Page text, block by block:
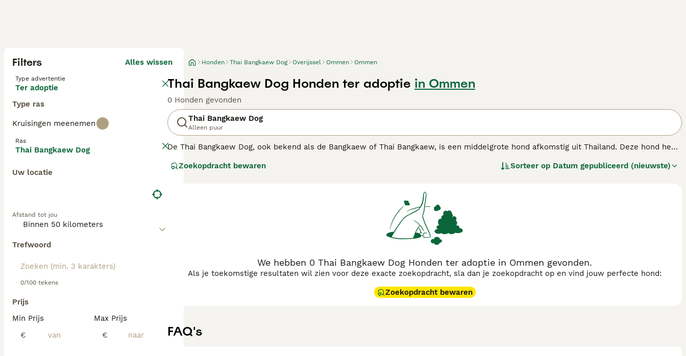
Filters Alles wissen
Type advertentie
Ter adoptie
Type ras
Kruisingen meenemen
Ras
Thai Bangkaew Dog
Uw locatie
Afstand tot jou
Trefwoord
0/100 tekens
Prijs
Min Prijs
€
Max Prijs
€
Honden Thai Bangkaew Dog Overijssel Ommen Ommen
Thai Bangkaew Dog Honden ter adoptie in Ommen
0 Honden gevonden
Thai Bangkaew Dog
Alleen puur
De Thai Bangkaew Dog, ook bekend als de Bangkaew of Thai Bangkaew, is een middelgrote hond afkomstig uit Thailand. Deze hond heeft
beroemd om zijn loyale en beschermende karakter, waardoor hij een uitstekende waakhond is, evenals een liefdevolle gezelschapshond.
Zoekopdracht bewaren Sorteer op Datum gepubliceerd (nieuwste)
We hebben 0 Thai Bangkaew Dog Honden ter adoptie in Ommen gevonden.
Als je toekomstige resultaten wil zien voor deze exacte zoekopdracht, sla dan je zoekopdracht op en vind jouw perfecte hond:
Zoekopdracht bewaren
FAQ's